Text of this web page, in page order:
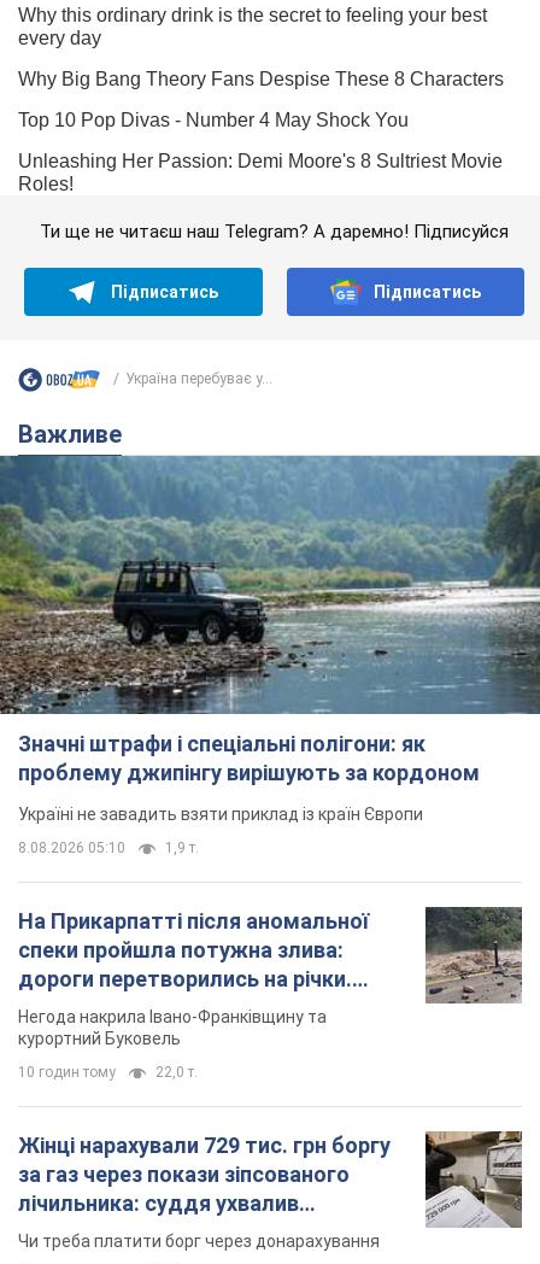
Ти ще не читаєш наш Telegram? А даремно! Підписуйся
Підписатись Підписатись
Україна перебуває у...
Важливе
Значні штрафи і спеціальні полігони: як
проблему джипінгу вирішують за кордоном
Україні не завадить взяти приклад із країн Європи
8.08.2026 05:10 1,9 т.
На Прикарпатті після аномальної
спеки пройшла потужна злива:
дороги перетворились на річки.
Відео
Негода накрила Івано-Франківщину та
курортний Буковель
10 годин тому 22,0 т.
Жінці нарахували 729 тис. грн боргу
за газ через покази зіпсованого
лічильника: суддя ухвалив
неочікуване рішення
Чи треба платити борг через донарахування